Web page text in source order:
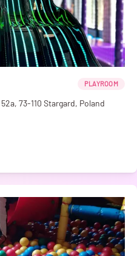
PLAYROOM
73-110 Stargard, Poland